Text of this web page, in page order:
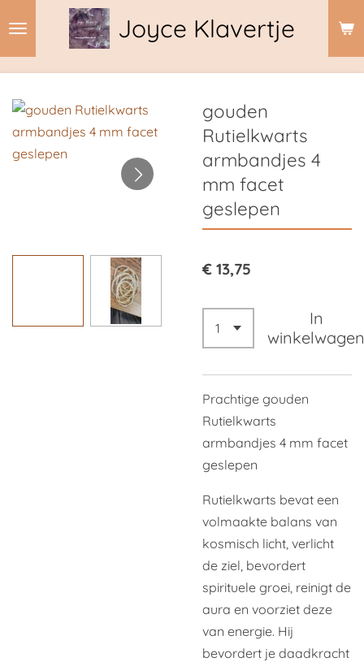
hoofdinhoud
Joyce Klavertje
gouden
Rutielkwarts
armbandjes 4
mm facet
geslepen
€ 13,75
In
winkelwagen
Prachtige gouden
Rutielkwarts
armbandjes 4 mm facet
geslepen
Rutielkwarts bevat een
volmaakte balans van
kosmisch licht, verlicht
de ziel, bevordert
spirituele groei, reinigt de
aura en voorziet deze
van energie. Hij
bevordert je daadkracht